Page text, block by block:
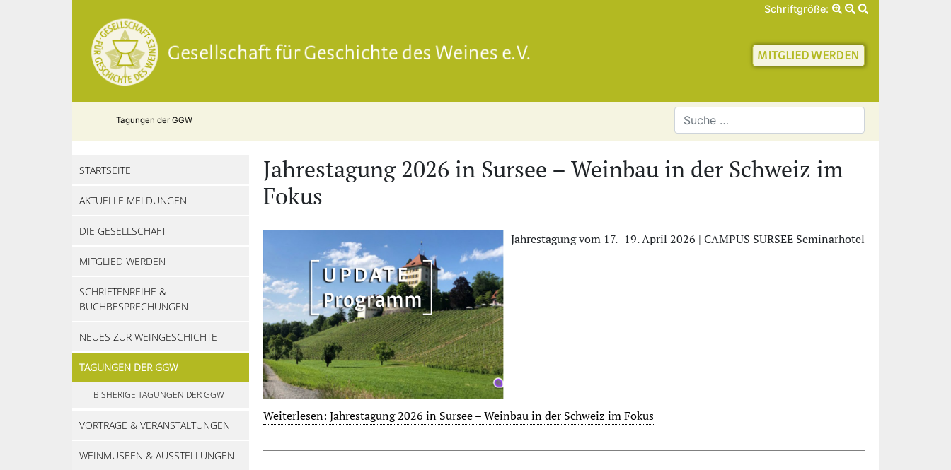
Schriftgröße:
Gesellschaft für Geschichte
Tagungen der GGW
STARTSEITE
AKTUELLE MELDUNGEN
DIE GESELLSCHAFT
MITGLIED WERDEN
SCHRIFTENREIHE &
BUCHBESPRECHUNGEN
NEUES ZUR WEINGESCHICHTE
TAGUNGEN DER GGW
BISHERIGE TAGUNGEN DER GGW
VORTRÄGE & VERANSTALTUNGEN
WEINMUSEEN & AUSSTELLUNGEN
Jahrestagung 2026 in Sursee – Weinbau in der Schweiz im
Fokus
Jahrestagung vom 17.–19. April 2026 | CAMPUS SURSEE Seminarhotel
Weiterlesen: Jahrestagung 2026 in Sursee – Weinbau in der Schweiz im Fokus